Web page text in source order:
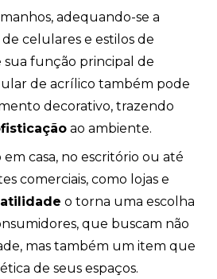
adequando-se a
celulares e estilos de
sua função principal de
de acrílico também pode
decorativo, trazendo
ao ambiente.
casa, no escritório ou até
comerciais, como lojas e
o torna uma escolha
que buscam não
mas também um item que
de seus espaços.